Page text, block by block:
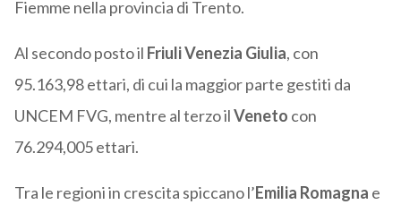
Fiemme nella provincia di Trento.
Al secondo posto il Friuli Venezia Giulia, con
95.163,98 ettari, di cui la maggior parte gestiti da
UNCEM FVG, mentre al terzo ilVeneto con
76.294,005 ettari.
Tra le regioni in crescita spiccano l’Emilia Romagna e